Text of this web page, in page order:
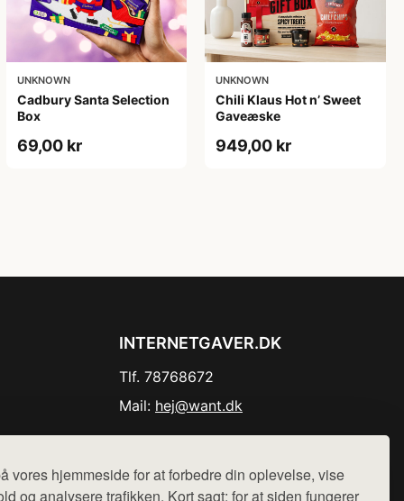
vores hjemmeside for at forbedre din oplevelse, vise
og analysere trafikken. Kort sagt: for at siden fungerer
UNKNOWN
Cadbury Santa Selection
Box
69,00 kr
UNKNOWN
Chili Klaus Hot n’ Sweet
Gaveæske
949,00 kr
INTERNETGAVER.DK
Tlf. 78768672
Mail: hej@want.dk